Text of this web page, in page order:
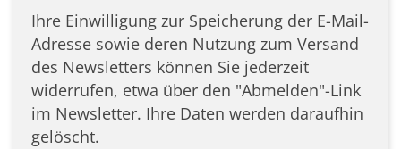
Ihre Einwilligung zur Speicherung der E-Mail-
Adresse sowie deren Nutzung zum Versand
des Newsletters können Sie jederzeit
widerrufen, etwa über den "Abmelden"-Link
im Newsletter. Ihre Daten werden daraufhin
gelöscht.